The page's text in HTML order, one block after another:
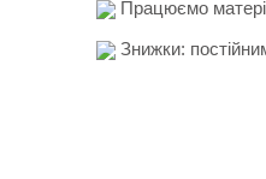
Працюємо
Знижки: